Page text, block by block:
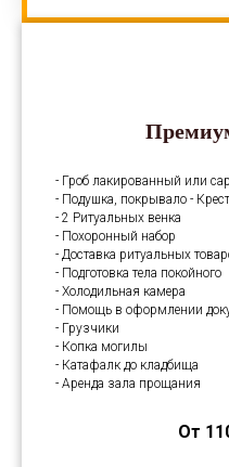
- Гроб лакированный или
- Подушка, покрывало -
- 2 Ритуальных венка
- Похоронный набор
- Доставка ритуальных
- Подготовка тела покойного
- Холодильная камера
- Помощь в оформлении
- Грузчики
- Копка могилы
- Катафалк до кладбища
- Аренда зала прощания
От